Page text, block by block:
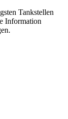
Tankstellen
Information